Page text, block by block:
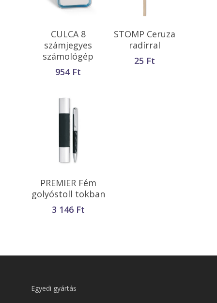
Kosárba
Teszem
CULCA 8
számjegyes
számológép
954 Ft
Opciók Választása
STOMP Ceruza
radírral
25 Ft
Kosárba
Teszem
PREMIER Fém
golyóstoll tokban
3 146 Ft
Egyedi gyártás